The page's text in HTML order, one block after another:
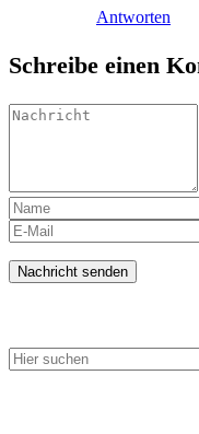
Antworten
Schreibe einen